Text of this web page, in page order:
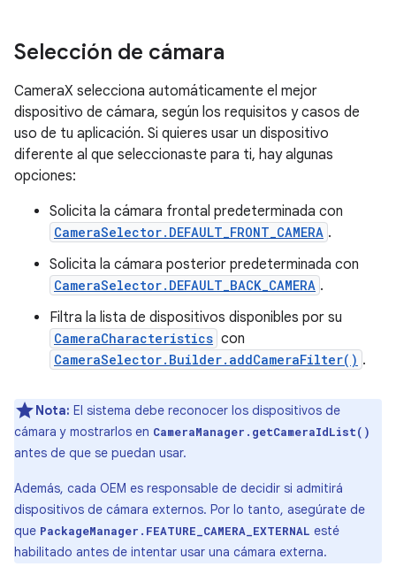
Selección de cámara
CameraX selecciona automáticamente el mejor
dispositivo de cámara, según los requisitos y casos de
uso de tu aplicación. Si quieres usar un dispositivo
diferente al que seleccionaste para ti, hay algunas
opciones:
Solicita la cámara frontal predeterminada con
CameraSelector.DEFAULT_FRONT_CAMERA .
Solicita la cámara posterior predeterminada con
CameraSelector.DEFAULT_BACK_CAMERA .
Filtra la lista de dispositivos disponibles por su
CameraCharacteristics con
CameraSelector.Builder.addCameraFilter() .
Nota: El sistema debe reconocer los dispositivos de
cámara y mostrarlos en CameraManager.getCameraIdList()
antes de que se puedan usar.
Además, cada OEM es responsable de decidir si admitirá
dispositivos de cámara externos. Por lo tanto, asegúrate de
que PackageManager.FEATURE_CAMERA_EXTERNAL esté
habilitado antes de intentar usar una cámara externa.